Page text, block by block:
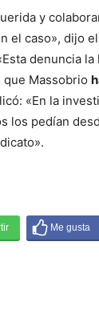
y
el caso», dijo
denuncia
Massobrio
«En la
los pedían